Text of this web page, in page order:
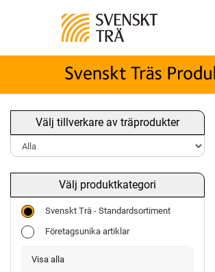
Välj tillverkare av träprodukter
Välj produktkategori
Svenskt Trä - Standardsortiment
Företagsunika artiklar
Visa alla